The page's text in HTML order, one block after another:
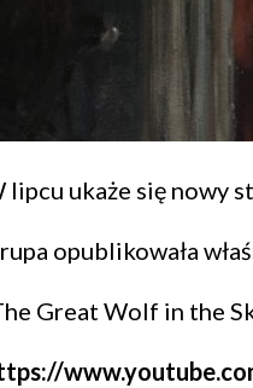
lipcu ukaże się nowy
opublikowała
Great Wolf in the